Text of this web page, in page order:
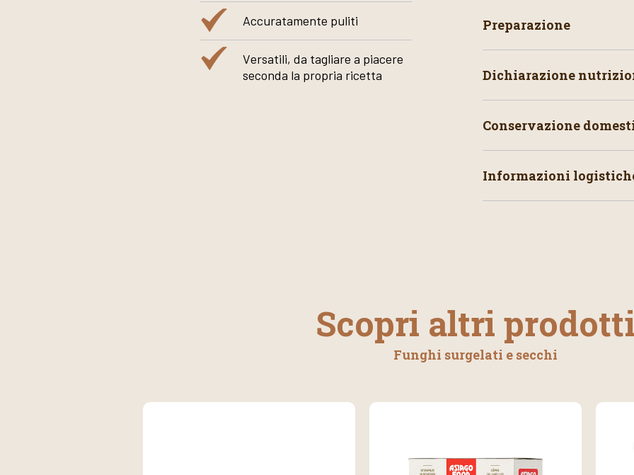
Accuratamente puliti
Versatili, da tagliare a piacere
seconda la propria ricetta
Preparazione
Dichiarazione
Conservazione
Informazioni
Scopri altri
Funghi surgelati e secchi